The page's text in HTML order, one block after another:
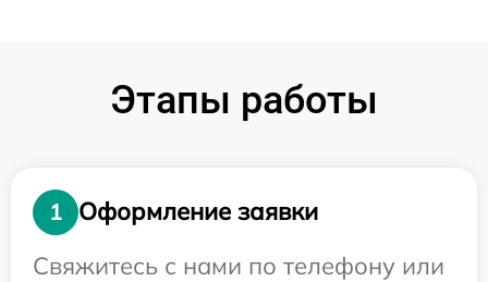
Этапы работы
1
Оформление заявки
Свяжитесь с нами по телефону или